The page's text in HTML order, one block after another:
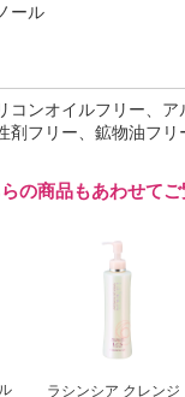
ール
コンオイルフリー、
剤フリー、鉱物油フリ
の商品もあわせて
ラシンシア クレンジ